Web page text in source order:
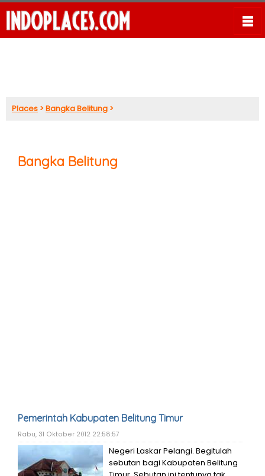
Places >Bangka Belitung >
Bangka Belitung
Pemerintah Kabupaten Belitung Timur
Rabu, 31 Oktober 2012 22:58:57
Negeri Laskar Pelangi. Begitulah
sebutan bagi Kabupaten Belitung